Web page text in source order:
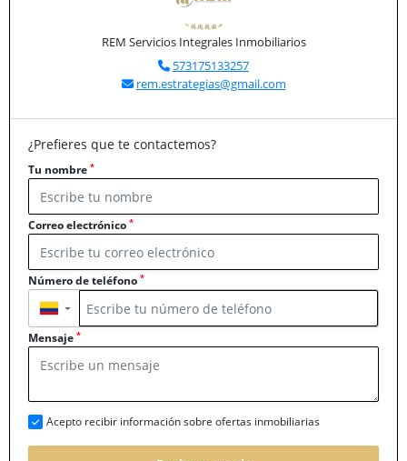
REM Servicios Integrales Inmobiliarios
573175133257
rem.estrategias@gmail.com
¿Prefieres que te contactemos?
Tu nombre *
Correo electrónico *
Número de teléfono *
▼
Mensaje *
Acepto recibir información sobre ofertas inmobiliarias